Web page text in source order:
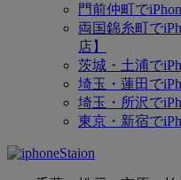
門前仲町で
両国錦糸町で
店】
茨城・土浦で
埼玉・蓮田で
埼玉・所沢で
東京・新宿で